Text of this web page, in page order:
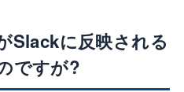
Slackに反映される
ですが?